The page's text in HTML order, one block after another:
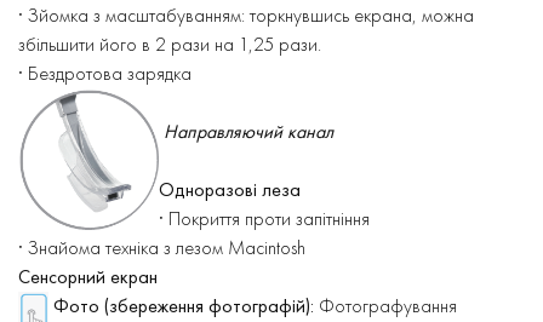
· Зйомка з масштабуванням: торкнувшись екрана, можна
збільшити його в 2 рази на 1,25 рази.
· Бездротова зарядка
Направляючий канал
Одноразові леза
· Покриття проти запітніння
· Знайома техніка з лезом Macintosh
Сенсорний екран
Фото (збереження фотографій): Фотографування